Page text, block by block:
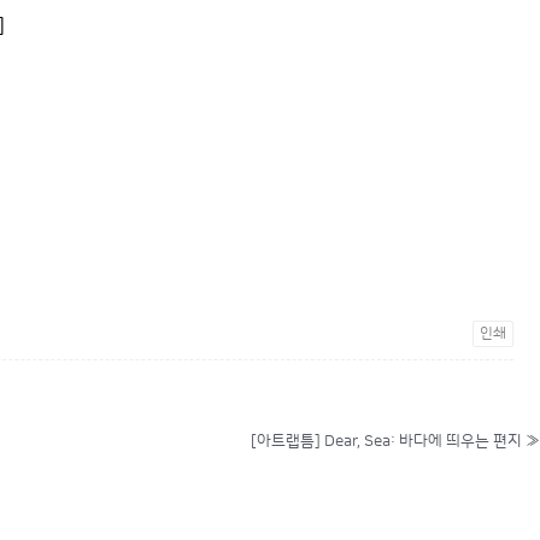
인쇄
[아트랩틈] Dear, Sea: 바다에 띄우는 편지 »